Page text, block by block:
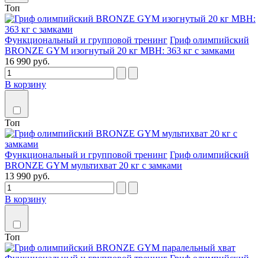
Топ
Функциональный и групповой тренинг Гриф олимпийский
BRONZE GYM изогнутый 20 кг MBH: 363 кг с замками
16 990 руб.
В корзину
Топ
Функциональный и групповой тренинг Гриф олимпийский
BRONZE GYM мультихват 20 кг с замками
13 990 руб.
В корзину
Топ